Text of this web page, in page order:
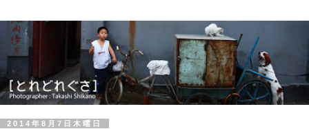
2014年8月7日木曜日